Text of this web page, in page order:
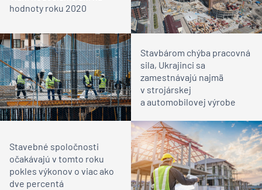
hodnoty roku 2020
Stavbárom chýba pracovná
sila, Ukrajinci sa
zamestnávajú najmä
v strojárskej
a automobilovej výrobe
Stavebné spoločnosti
očakávajú v tomto roku
pokles výkonov o viac ako
dve percentá